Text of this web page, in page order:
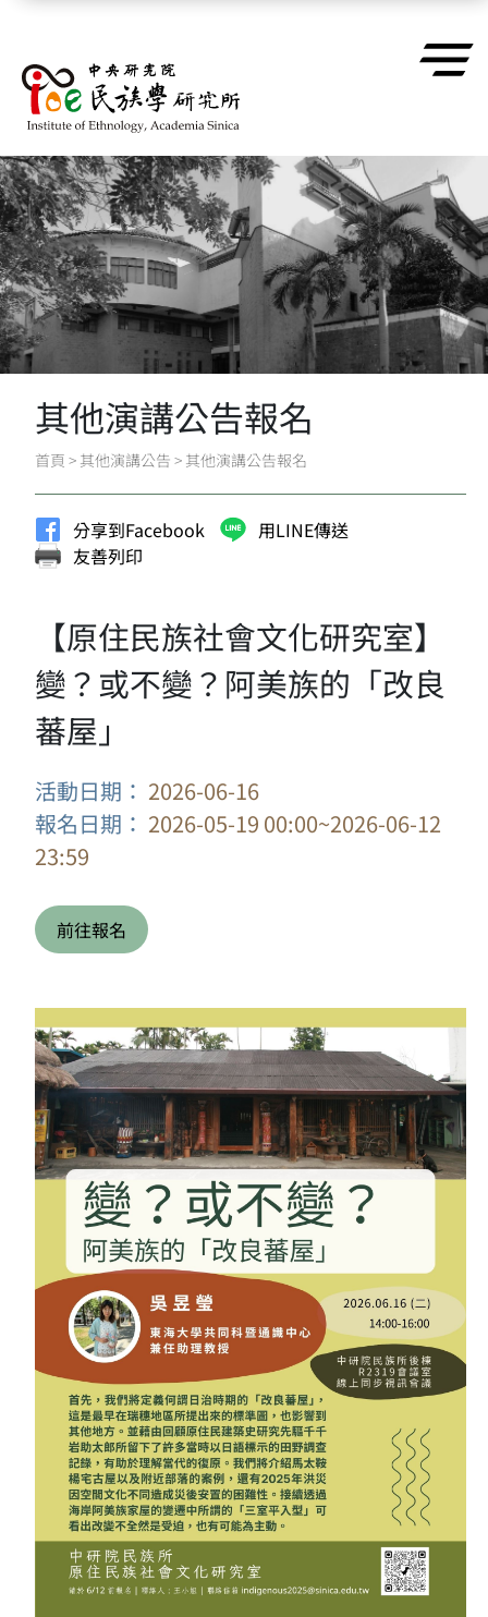
其他演講公告報名
首頁 > 其他演講公告 > 其他演講公告報名
分享到Facebook
用LINE傳送
友善列印
【原住民族社會文化研究室】
變？或不變？阿美族的「改良
蕃屋」
活動日期： 2026-06-16
報名日期： 2026-05-19 00:00~2026-06-12
23:59
前往報名